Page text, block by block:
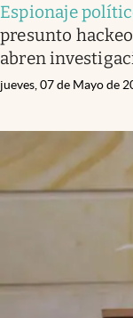
Espionaje
presunto
abren
jueves, 07 de Mayo de